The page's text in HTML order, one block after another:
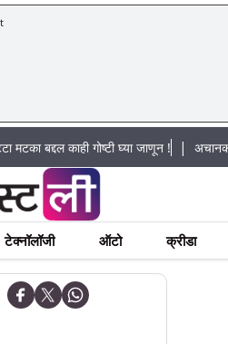
काही गोष्टी घ्या जाणून !|अचानक पूराचा
टेक्नॉलॉजी ऑटो क्रीडा